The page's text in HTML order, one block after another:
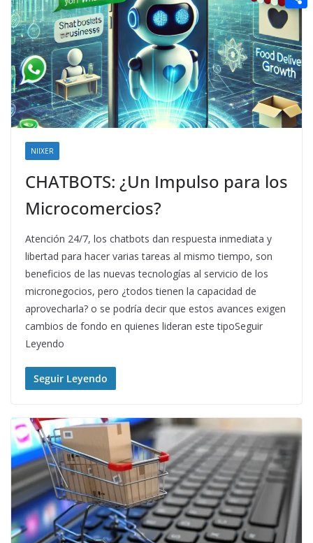
NIIXER
CHATBOTS: ¿Un Impulso para los
Microcomercios?
Atención 24/7, los chatbots dan respuesta inmediata y
libertad para hacer varias tareas al mismo tiempo, son
beneficios de las nuevas tecnologías al servicio de los
micronegocios, pero ¿todos tienen la capacidad de
aprovecharla? o se podría decir que estos avances exigen
cambios de fondo en quienes lideran este tipoSeguir
Leyendo
Seguir Leyendo
n
g
e
r
e
r
e
r
e
s
t
a
l
e
d
d
i
t
C
o
m
p
a
r
i